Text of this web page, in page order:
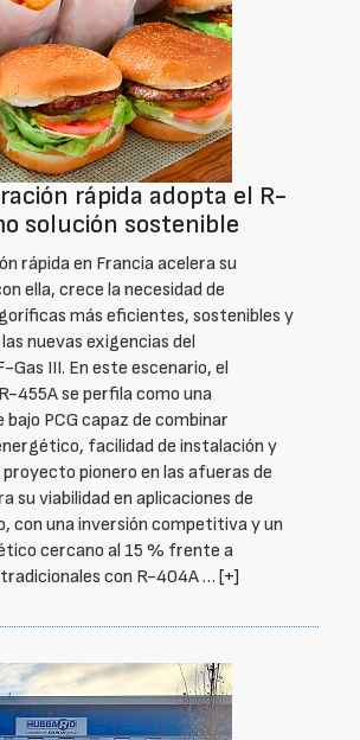
rápida adopta el R-
solución sostenible
rápida en Francia acelera su
ella, crece la necesidad de
más eficientes, sostenibles y
nuevas exigencias del
Gas III. En este escenario, el
455A se perfila como una
PCG capaz de combinar
facilidad de instalación y
proyecto pionero en las afueras de
su viabilidad en aplicaciones de
con una inversión competitiva y un
cercano al 15 % frente a
con R-404A … [+]